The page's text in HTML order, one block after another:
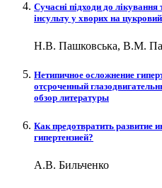
Сучасні підходи до
інсульту у хворих на
Н.В. Пашковська, В.М.
Нетипичное осложнение
отсроченный
обзор литературы
Как предотвратить развитие
гипертензией?
А.В. Бильченко